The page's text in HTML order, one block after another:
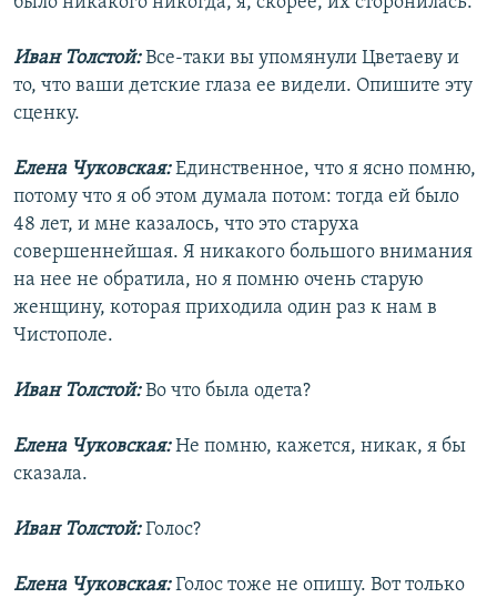
Иван Толстой:Все-таки вы упомянули Цветаеву и
то, что ваши детские глаза ее видели. Опишите эту
сценку.
Елена Чуковская:Единственное, что я ясно помню,
потому что я об этом думала потом: тогда ей было
48 лет, и мне казалось, что это старуха
совершеннейшая. Я никакого большого внимания
на нее не обратила, но я помню очень старую
женщину, которая приходила один раз к нам в
Чистополе.
Иван Толстой:Во что была одета?
Елена Чуковская:Не помню, кажется, никак, я бы
сказала.
Иван Толстой:Голос?
Елена Чуковская:Голос тоже не опишу. Вот только